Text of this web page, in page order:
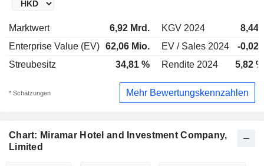
Marktwert 6,92 Mrd. KGV 2024
8,44x
Enterprise Value (EV) 62,06 Mio. EV / Sales 2024
-0,02x
Streubesitz
34,81 % Rendite 2024 5,82 %
* Schätzungen Mehr Bewertungskennzahlen
Chart: Miramar Hotel and Investment Company,
Limited